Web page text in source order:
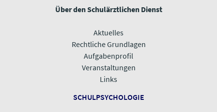
Über den Schulärztlichen Dienst
Aktuelles
Rechtliche Grundlagen
Aufgabenprofil
Veranstaltungen
​​​​​​​Links
SCHULPSYCHOLOGIE